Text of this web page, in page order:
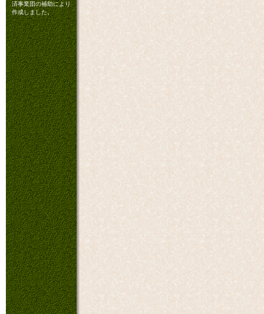
済事業団の補助により
作成しました。